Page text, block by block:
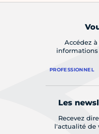
Accédez
PROFESSIONNEL
Les
Recevez
l'actualité de